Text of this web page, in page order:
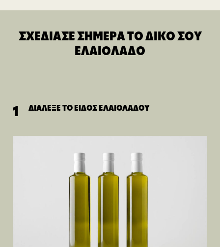
ΣΧΕΔΙΑΣΕ ΣΗΜΕΡΑ ΤΟ ΔΙΚΟ ΣΟΥ
ΕΛΑΙΟΛΑΔΟ
1 ΔΙΑΛΕΞΕ ΤΟ ΕΙΔΟΣ ΕΛΑΙΟΛΑΔΟΥ